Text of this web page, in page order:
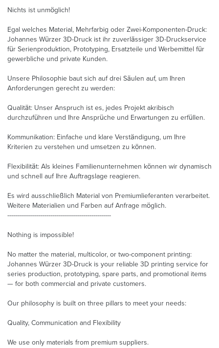
Nichts ist unmöglich!
Egal welches Material, Mehrfarbig oder Zwei-Komponenten-Druck:
Johannes Würzer 3D-Druck ist ihr zuverlässiger 3D-Druckservice
für Serienproduktion, Prototyping, Ersatzteile und Werbemittel für
gewerbliche und private Kunden.
Unsere Philosophie baut sich auf drei Säulen auf, um Ihren
Anforderungen gerecht zu werden:
Qualität: Unser Anspruch ist es, jedes Projekt akribisch
durchzuführen und Ihre Ansprüche und Erwartungen zu erfüllen.
Kommunikation: Einfache und klare Verständigung, um Ihre
Kriterien zu verstehen und umsetzen zu können.
Flexibilität: Als kleines Familienunternehmen können wir dynamisch
und schnell auf Ihre Auftragslage reagieren.
Es wird ausschließlich Material von Premiumlieferanten verarbeitet.
Weitere Materialien und Farben auf Anfrage möglich.
-----------------------------------------------------
Nothing is impossible!
No matter the material, multicolor, or two-component printing:
Johannes Würzer 3D-Druck is your reliable 3D printing service for
series production, prototyping, spare parts, and promotional items
— for both commercial and private customers.
Our philosophy is built on three pillars to meet your needs:
Quality, Communication and Flexibility
We use only materials from premium suppliers.